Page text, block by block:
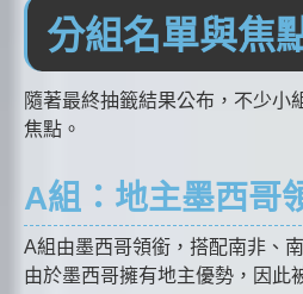
分組名單與焦
隨著最終抽籤結果公布，不少小
焦點。
A組：地主墨西哥
A組由墨西哥領銜，搭配南非、
由於墨西哥擁有地主優勢，因此